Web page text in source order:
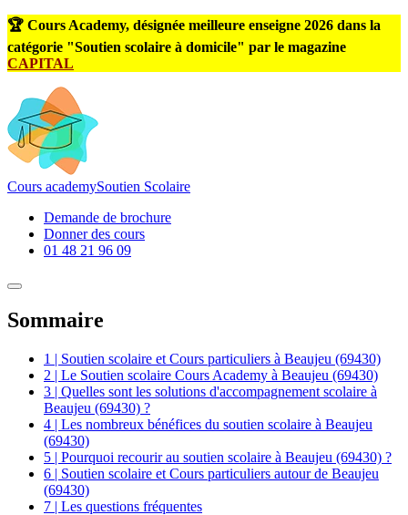
🏆 Cours Academy, désignée meilleure enseigne 2026 dans la
catégorie "Soutien scolaire à domicile" par le magazine
CAPITAL
Cours academySoutien Scolaire
Demande de brochure
Donner des cours
01 48 21 96 09
Sommaire
1 | Soutien scolaire et Cours particuliers à Beaujeu (69430)
2 | Le Soutien scolaire Cours Academy à Beaujeu (69430)
3 | Quelles sont les solutions d'accompagnement scolaire à
Beaujeu (69430) ?
4 | Les nombreux bénéfices du soutien scolaire à Beaujeu
(69430)
5 | Pourquoi recourir au soutien scolaire à Beaujeu (69430) ?
6 | Soutien scolaire et Cours particuliers autour de Beaujeu
(69430)
7 | Les questions fréquentes